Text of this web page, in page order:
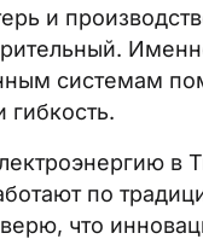
и
системам
гибкость.
в
по
что